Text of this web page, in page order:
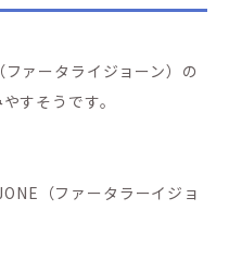
ァータライジョーン）の
すそうです。
（ファータラーイジョ